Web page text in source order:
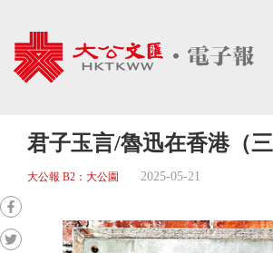
君子玉言/魯迅在香港（
大公報 B2：大公園 2025-05-21